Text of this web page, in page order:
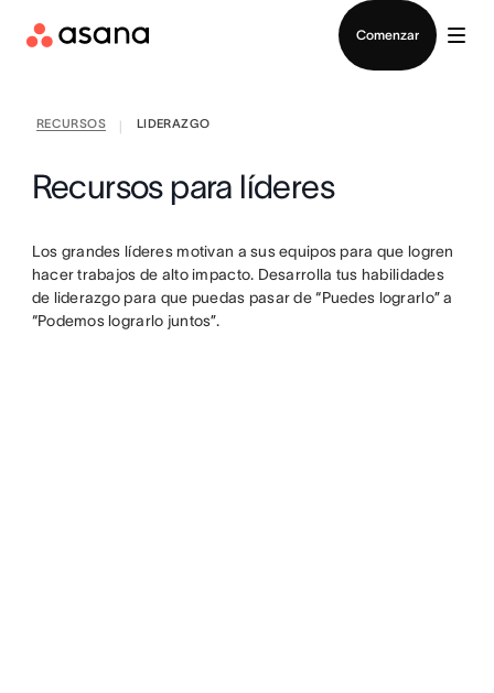
Comenzar
RECURSOS LIDERAZGO
Recursos para líderes
Los grandes líderes motivan a sus equipos para que logren
hacer trabajos de alto impacto. Desarrolla tus habilidades
de liderazgo para que puedas pasar de “Puedes lograrlo” a
“Podemos lograrlo juntos”.